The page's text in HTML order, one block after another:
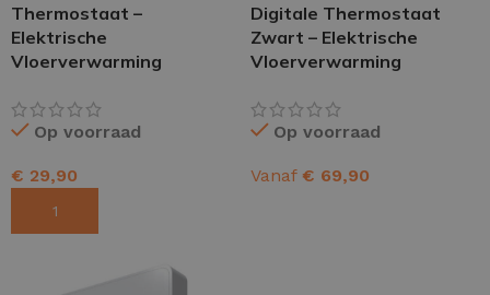
Thermostaat –
Elektrische
Vloerverwarming
Op voorraad
€ 29,90
Digitale Thermostaat
Zwart – Elektrische
Vloerverwarming
Op voorraad
Vanaf € 69,90